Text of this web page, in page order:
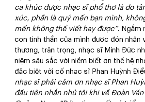
ca khúc được nhạc sĩ phổ thơ là do
xúc, phần là quý mến bạn mình,
mến không thể viết hay được”. Ngắm
con tinh thần của mình được đón nhận
thương, trân trọng, nhạc sĩ Minh Đức
niệm sâu sắc với niềm biết ơn thế hệ
đặc biệt với cố nhạc sĩ Phan Huỳnh
nhạc sĩ phải cảm ơn nhạc sĩ Phan
đầu tiên nhắn nhủ tôi khi về Đoàn